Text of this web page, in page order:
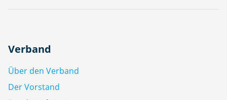
Verband
Über den Verband
Der Vorstand